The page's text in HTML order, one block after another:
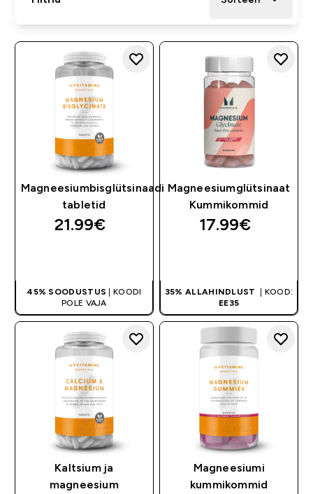
Magneesiumbisglütsinaadi
tabletid
21.99€‎
45% SOODUSTUS | KOODI
POLE VAJA
Magneesiumglütsinaat
Kummikommid
17.99€‎
35% ALLAHINDLUST
| KOOD:
EE35
Kaltsium ja
magneesium
Magneesiumi
kummikommid